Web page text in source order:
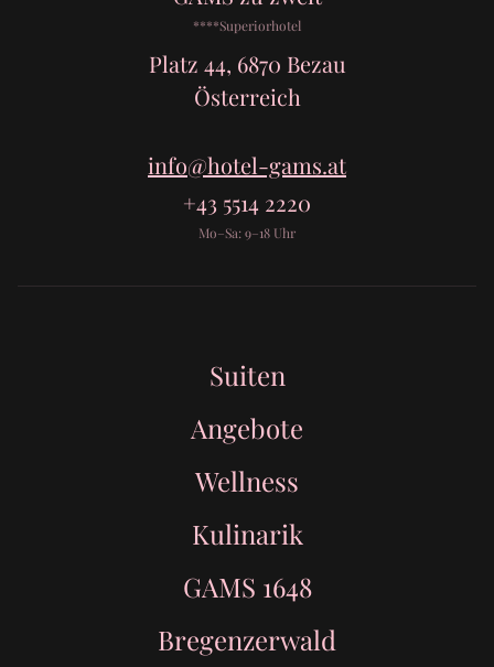
****Superiorhotel
Platz 44, 6870 Bezau
Österreich
info@hotel-gams.at
+43 5514 2220
Mo–Sa: 9–18 Uhr
Suiten
Angebote
Wellness
Kulinarik
GAMS 1648
Bregenzerwald